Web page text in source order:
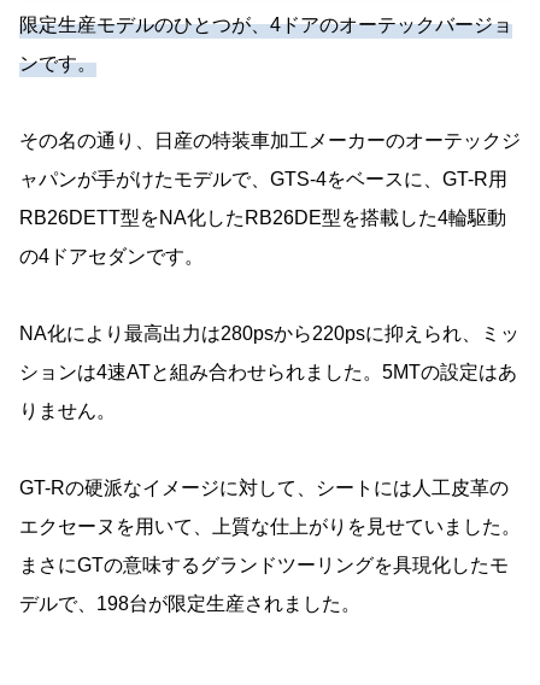
限定生産モデルのひとつが、4ドアのオーテックバージョ
ンです。
その名の通り、日産の特装車加工メーカーのオーテックジ
ャパンが手がけたモデルで、GTS-4をベースに、GT-R用
RB26DETT型をNA化したRB26DE型を搭載した4輪駆動
の4ドアセダンです。
NA化により最高出力は280psから220psに抑えられ、ミッ
ションは4速ATと組み合わせられました。5MTの設定はあ
りません。
GT-Rの硬派なイメージに対して、シートには人工皮革の
エクセーヌを用いて、上質な仕上がりを見せていました。
まさにGTの意味するグランドツーリングを具現化したモ
デルで、198台が限定生産されました。